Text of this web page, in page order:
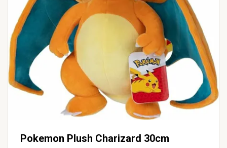
Pokemon Plush Charizard 30cm